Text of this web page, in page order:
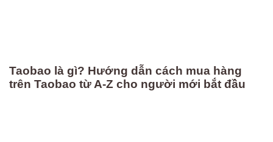
Taobao là gì? Hướng dẫn cách mua hàng
trên Taobao từ A-Z cho người mới bắt đầu